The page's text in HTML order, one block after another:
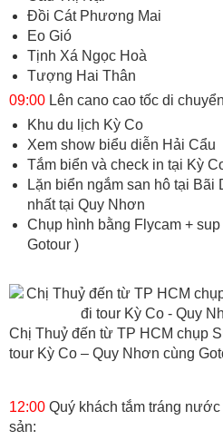
Đồi Cát Phương Mai
Eo Gió
Tịnh Xá Ngọc Hoà
Tượng Hai Thân
09:00 Lên cano cao tốc di
Khu du lịch Kỳ Co
Xem show biểu diễn Hải Cẩu
Tắm biển và check in tại Kỳ
Lặn biển ngắm san hô tại
nhất tại Quy Nhơn
Chụp hình bằng Flycam +
Gotour )
Chị Thuỷ đến từ TP HCM chụp
tour Kỳ Co – Quy Nhơn cùng
12:00 Quý khách tắm tráng
sản: